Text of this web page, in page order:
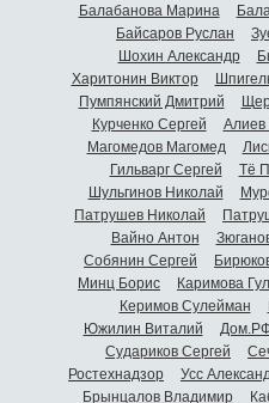
Балабанова Марина
Байсаров Руслан
Шохин Александр
Харитонин Виктор
Пумпянский Дмитрий
Курченко Сергей
Алиев
Магомедов Магомед
Гильварг Сергей
Тё
Шульгинов Николай
Патрушев Николай
Вайно Антон
Собянин Сергей
Минц Борис
Каримова
Керимов Сулейман
Южилин Виталий
Судариков Сергей
Ростехнадзор
Усс
Брынцалов Владимир